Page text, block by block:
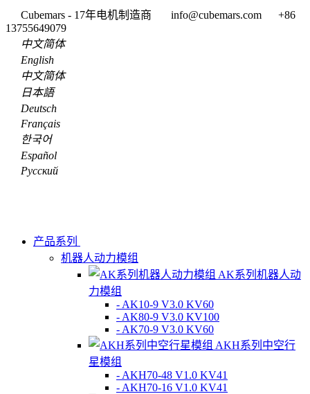
Cubemars - 17年电机制造商 info@cubemars.com
+86
13755649079
中文简体
English
中文简体
日本語
Deutsch
Français
한국어
Español
Pусский
产品系列
机器人动力模组
AK系列机器人动
力模组
- AK10-9 V3.0 KV60
- AK80-9 V3.0 KV100
- AK70-9 V3.0 KV60
AKH系列中空行
星模组
- AKH70-48 V1.0 KV41
- AKH70-16 V1.0 KV41